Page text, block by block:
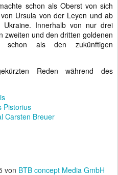
schon als Oberst von sich
Ursula von der Leyen und ab
Innerhalb von nur drei
zweiten und den dritten goldenen
als den zukünftigen
Reden während des
Pistorius
Carsten Breuer
von BTB concept Media GmbH